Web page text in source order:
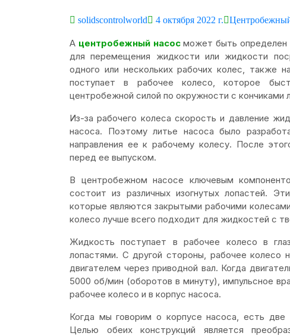
solidscontrolworld 4 октября 2022 г.
А центробежный насосможет быть определен
для перемещения жидкости или жидкости
одного или нескольких рабочих колес, также
поступает в рабочее колесо, которое
центробежной силой по окружности с кончиками
Из-за рабочего колеса скорость и давление
насоса. Поэтому литье насоса было
направления ее к рабочему колесу. После
перед ее выпуском.
В центробежном насосе ключевым
состоит из различных изогнутых лопастей.
которые являются закрытыми рабочими
колесо лучше всего подходит для жидкостей с
Жидкость поступает в рабочее колесо в
лопастями. С другой стороны, рабочее колесо
двигателем через приводной вал. Когда
5000 об/мин (оборотов в минуту), импульсное
рабочее колесо и в корпус насоса.
Когда мы говорим о корпусе насоса, есть
Целью обеих конструкций является